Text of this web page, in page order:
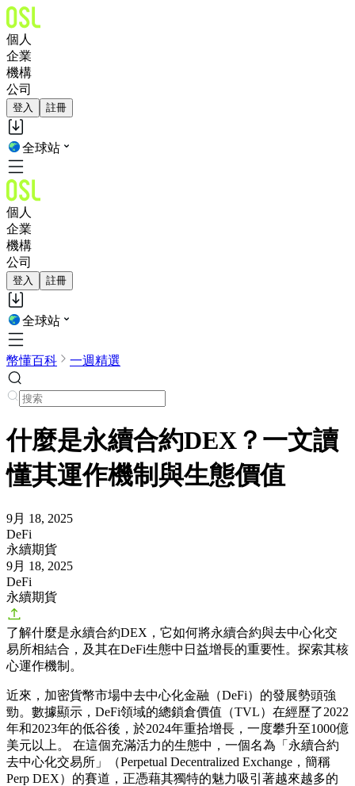
個人
企業
機構
公司
登入 註冊
全球站
個人
企業
機構
公司
登入 註冊
全球站
幣懂百科 一週精選
什麼是永續合約DEX？一文讀
懂其運作機制與生態價值
9月 18, 2025
DeFi
永續期貨
9月 18, 2025
DeFi
永續期貨
了解什麼是永續合約DEX，它如何將永續合約與去中心化交
易所相結合，及其在DeFi生態中日益增長的重要性。探索其核
心運作機制。
近來，加密貨幣市場中去中心化金融（DeFi）的發展勢頭強
勁。數據顯示，DeFi領域的總鎖倉價值（TVL）在經歷了2022
年和2023年的低谷後，於2024年重拾增長，一度攀升至1000億
美元以上。 在這個充滿活力的生態中，一個名為「永續合約
去中心化交易所」（Perpetual Decentralized Exchange，簡稱
Perp DEX）的賽道，正憑藉其獨特的魅力吸引著越來越多的